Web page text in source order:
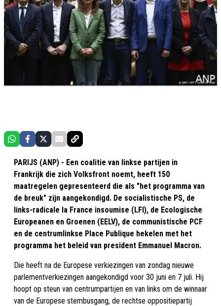
PARIJS (ANP) - Een coalitie van linkse partijen in
Frankrijk die zich Volksfront noemt, heeft 150
maatregelen gepresenteerd die als "het programma van
de breuk" zijn aangekondigd. De socialistische PS, de
links-radicale la France insoumise (LFI), de Ecologische
Europeanen en Groenen (EELV), de communistische PCF
en de centrumlinkse Place Publique hekelen met het
programma het beleid van president Emmanuel Macron.
Die heeft na de Europese verkiezingen van zondag nieuwe
parlementverkiezingen aangekondigd voor 30 juni en 7 juli. Hij
hoopt op steun van centrumpartijen en van links om de winnaar
van de Europese stembusgang, de rechtse oppositiepartij